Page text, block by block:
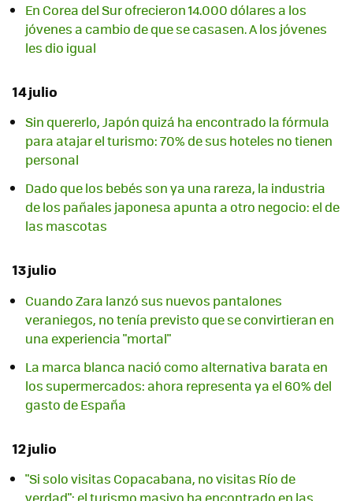
En Corea del Sur ofrecieron 14.000 dólares a los
jóvenes a cambio de que se casasen. A los jóvenes
les dio igual
14 julio
Sin quererlo, Japón quizá ha encontrado la fórmula
para atajar el turismo: 70% de sus hoteles no tienen
personal
Dado que los bebés son ya una rareza, la industria
de los pañales japonesa apunta a otro negocio: el de
las mascotas
13 julio
Cuando Zara lanzó sus nuevos pantalones
veraniegos, no tenía previsto que se convirtieran en
una experiencia "mortal"
La marca blanca nació como alternativa barata en
los supermercados: ahora representa ya el 60% del
gasto de España
12 julio
"Si solo visitas Copacabana, no visitas Río de
verdad": el turismo masivo ha encontrado en las